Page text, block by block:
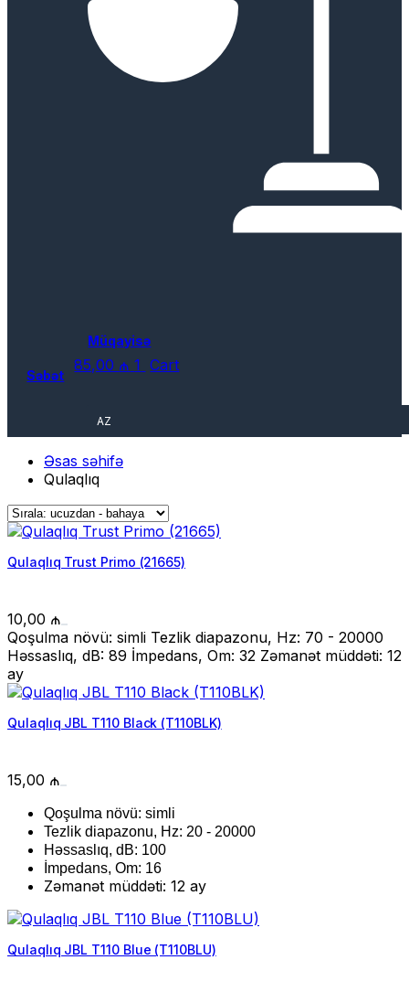
Müqayisə
85,00 ₼ 1 Cart
Səbət
AZ
Əsas səhifə
Qulaqlıq
Qulaqlıq Trust Primo (21665)
10,00 ₼
Qoşulma növü: simli Tezlik diapazonu, Hz: 70 - 20000
Həssaslıq, dB: 89 İmpedans, Om: 32 Zəmanət müddəti: 12
ay
Qulaqlıq JBL T110 Black (T110BLK)
15,00 ₼
Qoşulma növü: simli
Tezlik diapazonu, Hz: 20 - 20000
Həssaslıq, dB: 100
İmpedans, Om: 16
Zəmanət müddəti: 12 ay
Qulaqlıq JBL T110 Blue (T110BLU)